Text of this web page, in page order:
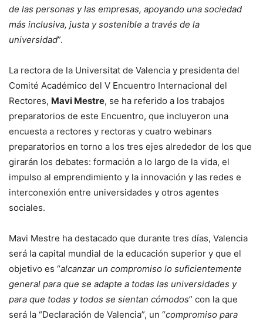
de las personas y las empresas, apoyando una sociedad
más inclusiva, justa y sostenible a través de la
universidad”.
La rectora de la Universitat de Valencia y presidenta del
Comité Académico del V Encuentro Internacional del
Rectores, Mavi Mestre, se ha referido a los trabajos
preparatorios de este Encuentro, que incluyeron una
encuesta a rectores y rectoras y cuatro webinars
preparatorios en torno a los tres ejes alrededor de los que
girarán los debates: formación a lo largo de la vida, el
impulso al emprendimiento y la innovación y las redes e
interconexión entre universidades y otros agentes
sociales.
Mavi Mestre ha destacado que durante tres días, Valencia
será la capital mundial de la educación superior y que el
objetivo es “alcanzar un compromiso lo suficientemente
general para que se adapte a todas las universidades y
para que todas y todos se sientan cómodos” con la que
será la “Declaración de Valencia”, un “compromiso para